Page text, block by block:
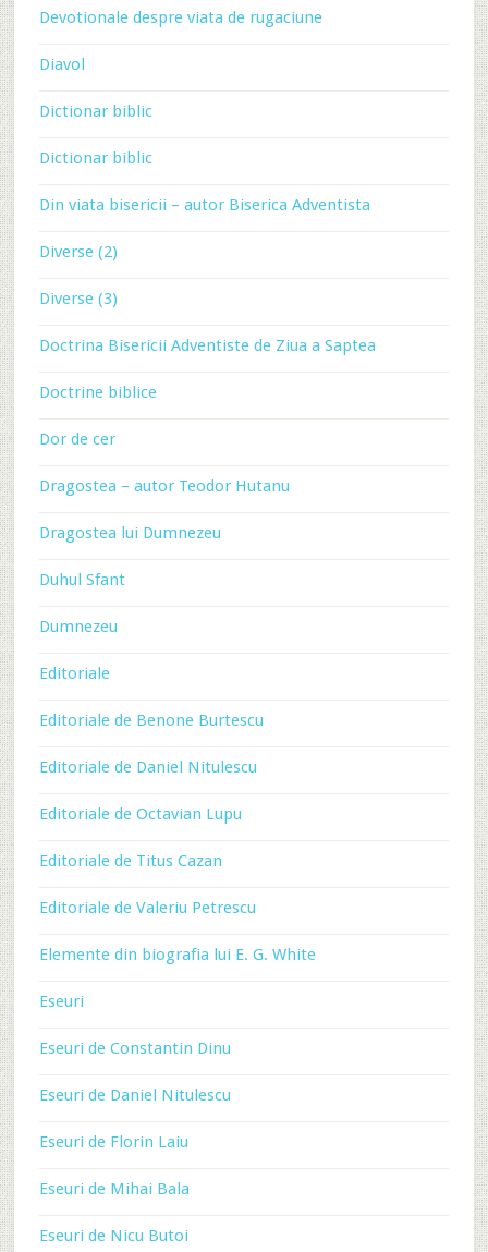
Devotionale despre viata de rugaciune
Diavol
Dictionar biblic
Dictionar biblic
Din viata bisericii – autor Biserica Adventista
Diverse (2)
Diverse (3)
Doctrina Bisericii Adventiste de Ziua a Saptea
Doctrine biblice
Dor de cer
Dragostea – autor Teodor Hutanu
Dragostea lui Dumnezeu
Duhul Sfant
Dumnezeu
Editoriale
Editoriale de Benone Burtescu
Editoriale de Daniel Nitulescu
Editoriale de Octavian Lupu
Editoriale de Titus Cazan
Editoriale de Valeriu Petrescu
Elemente din biografia lui E. G. White
Eseuri
Eseuri de Constantin Dinu
Eseuri de Daniel Nitulescu
Eseuri de Florin Laiu
Eseuri de Mihai Bala
Eseuri de Nicu Butoi